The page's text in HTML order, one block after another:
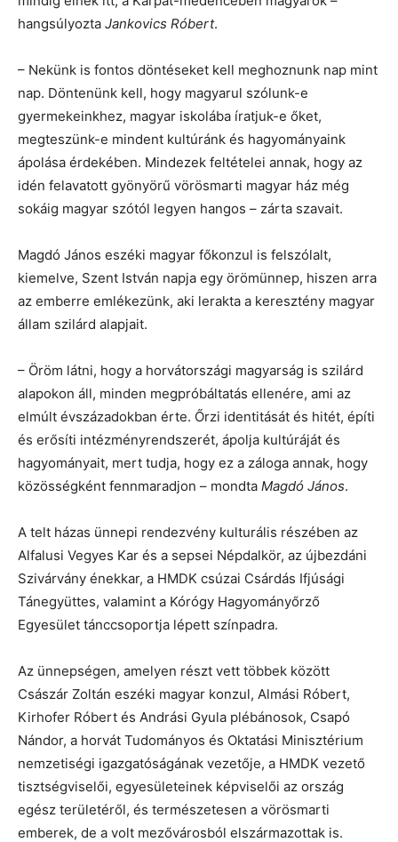
hangsúlyozta Jankovics Róbert.
– Nekünk is fontos döntéseket kell meghoznunk nap mint
nap. Döntenünk kell, hogy magyarul szólunk-e
gyermekeinkhez, magyar iskolába íratjuk-e őket,
megteszünk-e mindent kultúránk és hagyományaink
ápolása érdekében. Mindezek feltételei annak, hogy az
idén felavatott gyönyörű vörösmarti magyar ház még
sokáig magyar szótól legyen hangos – zárta szavait.
Magdó János eszéki magyar főkonzul is felszólalt,
kiemelve, Szent István napja egy örömünnep, hiszen arra
az emberre emlékezünk, aki lerakta a keresztény magyar
állam szilárd alapjait.
– Öröm látni, hogy a horvátországi magyarság is szilárd
alapokon áll, minden megpróbáltatás ellenére, ami az
elmúlt évszázadokban érte. Őrzi identitását és hitét, építi
és erősíti intézményrendszerét, ápolja kultúráját és
hagyományait, mert tudja, hogy ez a záloga annak, hogy
közösségként fennmaradjon – mondta Magdó János.
A telt házas ünnepi rendezvény kulturális részében az
Alfalusi Vegyes Kar és a sepsei Népdalkör, az újbezdáni
Szivárvány énekkar, a HMDK csúzai Csárdás Ifjúsági
Tánegyüttes, valamint a Kórógy Hagyományőrző
Egyesület tánccsoportja lépett színpadra.
Az ünnepségen, amelyen részt vett többek között
Császár Zoltán eszéki magyar konzul, Almási Róbert,
Kirhofer Róbert és Andrási Gyula plébánosok, Csapó
Nándor, a horvát Tudományos és Oktatási Minisztérium
nemzetiségi igazgatóságának vezetője, a HMDK vezető
tisztségviselői, egyesületeinek képviselői az ország
egész területéről, és természetesen a vörösmarti
emberek, de a volt mezővárosból elszármazottak is.